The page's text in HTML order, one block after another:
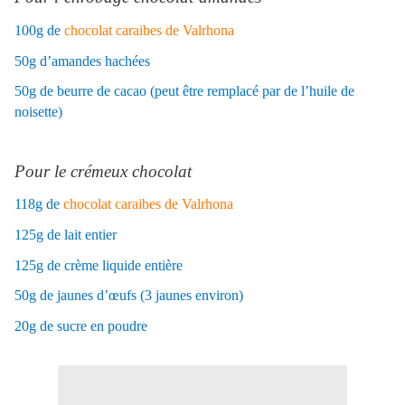
100g de chocolat caraibes de Valrhona
50g d’amandes hachées
50g de beurre de cacao (peut être remplacé par de l’huile de
noisette)
Pour le crémeux chocolat
118g de chocolat caraibes de Valrhona
125g de lait entier
125g de crème liquide entière
50g de jaunes d’œufs (3 jaunes environ)
20g de sucre en poudre